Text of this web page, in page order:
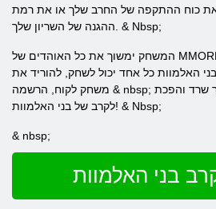
את כוח ההתקפה של החרב שלך או את רמת
ההגנה של השריון שלך. & Nbsp;
המשחק ימשוך את כל האוהדים של MMORPG ולתת שעות רבות של
האלמוות כל אחד יכול לשחק, להוריד את
משחק לקוח, הרשמה & nbsp; ולהוכיח שאתה ראוי לכך שרד והפכת
לקרב של בני האלמוות! & Nbsp;
& nbsp;
בני האלמוות